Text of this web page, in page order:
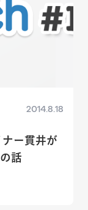
2014.8.18
ー貫井が
話